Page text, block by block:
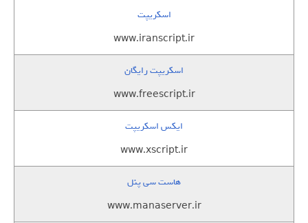
اسکریپت
www.iranscript.ir
اسکریپت رایگان
www.freescript.ir
ایکس اسکریپت
www.xscript.ir
هاست سی پنل
www.manaserver.ir